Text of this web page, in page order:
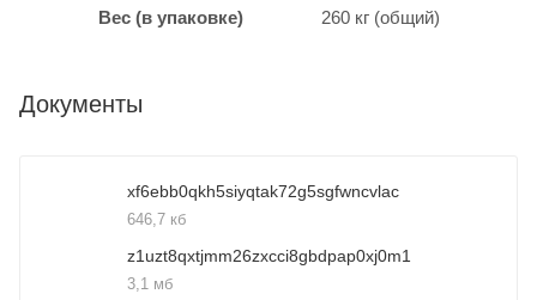
Вес (в упаковке)
260 кг (общий)
Документы
xf6ebb0qkh5siyqtak72g5sgfwncvlac
646,7 кб
z1uzt8qxtjmm26zxcci8gbdpap0xj0m1
3,1 мб